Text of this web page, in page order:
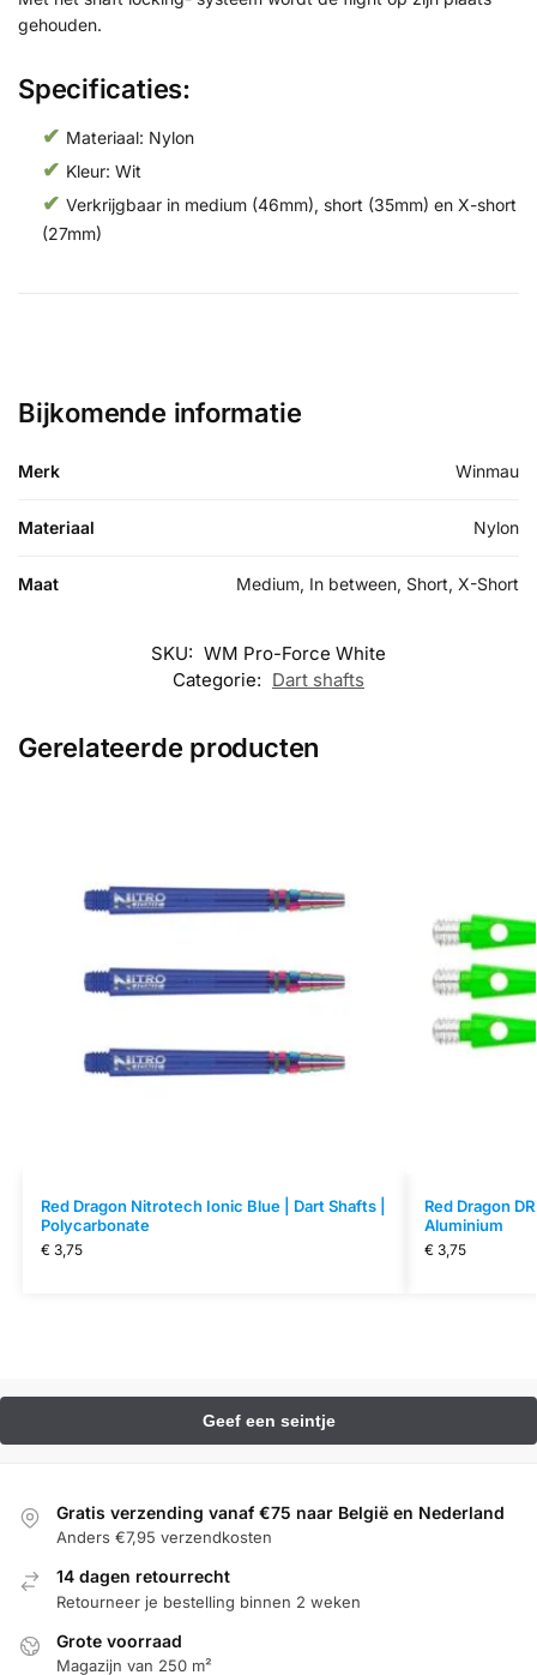
gehouden.
Specificaties:
Materiaal: Nylon
Kleur: Wit
Verkrijgbaar in medium (46mm), short (35mm) en X-short
(27mm)
Bijkomende informatie
Merk Winmau
Materiaal Nylon
Maat Medium, In between, Short, X-Short
SKU: WM Pro-Force White
Categorie: Dart shafts
Gerelateerde producten
Red Dragon Nitrotech Ionic Blue | Dart Shafts |
Polycarbonate
€3,75
Red Dragon
Aluminium
€3,75
Gratis verzending vanaf €75 naar België en Nederland
Anders €7,95 verzendkosten
14 dagen retourrecht
Retourneer je bestelling binnen 2 weken
Grote voorraad
Magazijn van 250 m²